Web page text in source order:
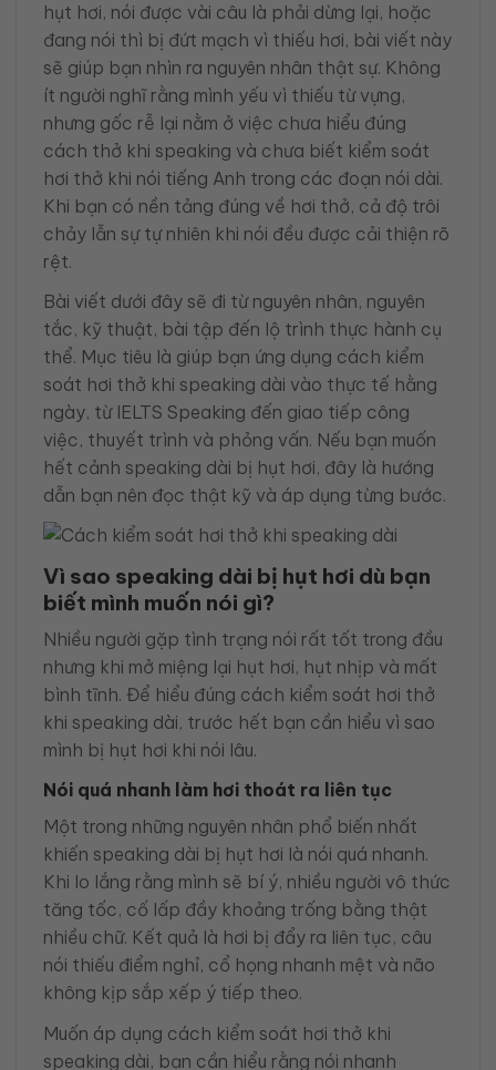
hụt hơi, nói được vài câu là phải dừng lại, hoặc
đang nói thì bị đứt mạch vì thiếu hơi, bài viết này
sẽ giúp bạn nhìn ra nguyên nhân thật sự. Không
ít người nghĩ rằng mình yếu vì thiếu từ vựng,
nhưng gốc rễ lại nằm ở việc chưa hiểu đúng
cách thở khi speaking và chưa biết kiểm soát
hơi thở khi nói tiếng Anh trong các đoạn nói dài.
Khi bạn có nền tảng đúng về hơi thở, cả độ trôi
chảy lẫn sự tự nhiên khi nói đều được cải thiện rõ
rệt.
Bài viết dưới đây sẽ đi từ nguyên nhân, nguyên
tắc, kỹ thuật, bài tập đến lộ trình thực hành cụ
thể. Mục tiêu là giúp bạn ứng dụng cách kiểm
soát hơi thở khi speaking dài vào thực tế hằng
ngày, từ IELTS Speaking đến giao tiếp công
việc, thuyết trình và phỏng vấn. Nếu bạn muốn
hết cảnh speaking dài bị hụt hơi, đây là hướng
dẫn bạn nên đọc thật kỹ và áp dụng từng bước.
Vì sao speaking dài bị hụt hơi dù bạn
biết mình muốn nói gì?
Nhiều người gặp tình trạng nói rất tốt trong đầu
nhưng khi mở miệng lại hụt hơi, hụt nhịp và mất
bình tĩnh. Để hiểu đúng cách kiểm soát hơi thở
khi speaking dài, trước hết bạn cần hiểu vì sao
mình bị hụt hơi khi nói lâu.
Nói quá nhanh làm hơi thoát ra liên tục
Một trong những nguyên nhân phổ biến nhất
khiến speaking dài bị hụt hơi là nói quá nhanh.
Khi lo lắng rằng mình sẽ bí ý, nhiều người vô thức
tăng tốc, cố lấp đầy khoảng trống bằng thật
nhiều chữ. Kết quả là hơi bị đẩy ra liên tục, câu
nói thiếu điểm nghỉ, cổ họng nhanh mệt và não
không kịp sắp xếp ý tiếp theo.
Muốn áp dụng cách kiểm soát hơi thở khi
speaking dài, bạn cần hiểu rằng nói nhanh